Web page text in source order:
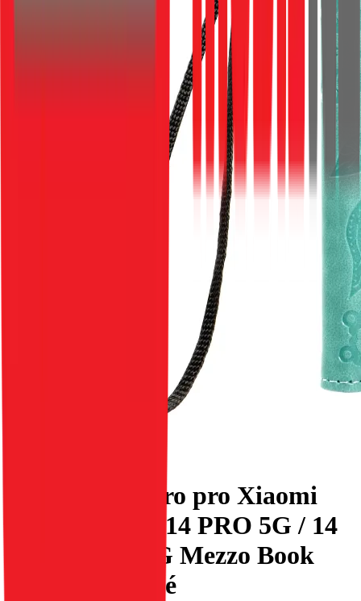
Flipové pouzdro pro Xiaomi
Redmi NOTE 14 PRO 5G / 14
PRO PLUS 5G Mezzo Book
mandala zelené